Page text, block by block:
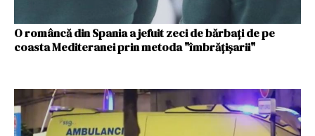
O româncă din Spania a jefuit zeci de bărbați de pe
coasta Mediteranei prin metoda "îmbrățișarii"